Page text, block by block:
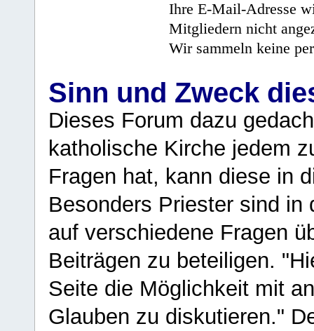
Ihre E-Mail-Adresse
Mitgliedern nicht
Wir sammeln keine
Sinn und Zweck
Dieses Forum dazu
katholische Kirche jedem
Fragen hat, kann diese in
Besonders Priester sind in
auf verschiedene Fragen
Beiträgen zu beteiligen.
Seite die Möglichkeit mit
Glauben zu diskutieren."